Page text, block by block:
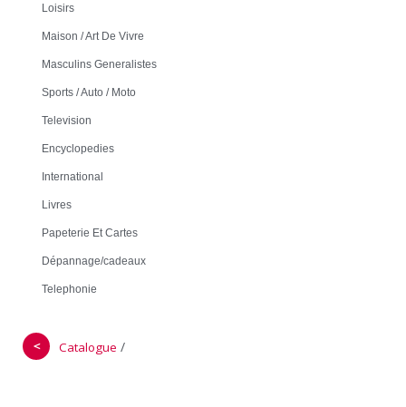
Loisirs
Maison / Art De Vivre
Masculins Generalistes
Sports / Auto / Moto
Television
Encyclopedies
International
Livres
Papeterie Et Cartes
Dépannage/cadeaux
Telephonie
＜ Catalogue /